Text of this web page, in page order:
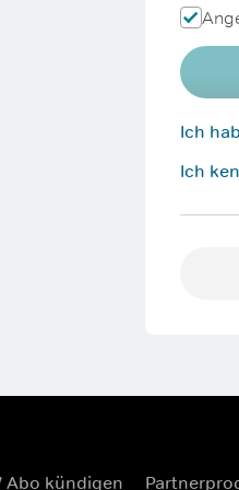
Ich
Ich
Abo kündigen